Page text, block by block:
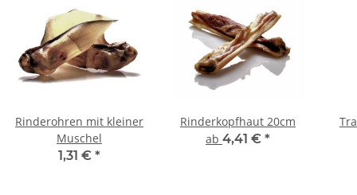
Rinderohren mit kleiner
Muschel
1,31 € *
Rinderkopfhaut 20cm
ab 4,41 € *